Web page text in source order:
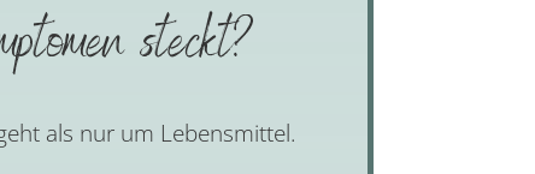
steckt?
als nur um Lebensmittel.